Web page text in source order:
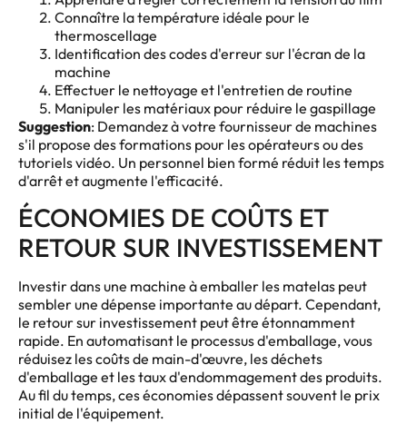
Connaître la température idéale pour le
thermoscellage
Identification des codes d'erreur sur l'écran de la
machine
Effectuer le nettoyage et l'entretien de routine
Manipuler les matériaux pour réduire le gaspillage
Suggestion: Demandez à votre fournisseur de machines
s'il propose des formations pour les opérateurs ou des
tutoriels vidéo. Un personnel bien formé réduit les temps
d'arrêt et augmente l'efficacité.
ÉCONOMIES DE COÛTS ET
RETOUR SUR INVESTISSEMENT
Investir dans une machine à emballer les matelas peut
sembler une dépense importante au départ. Cependant,
le retour sur investissement peut être étonnamment
rapide. En automatisant le processus d'emballage, vous
réduisez les coûts de main-d'œuvre, les déchets
d'emballage et les taux d'endommagement des produits.
Au fil du temps, ces économies dépassent souvent le prix
initial de l'équipement.